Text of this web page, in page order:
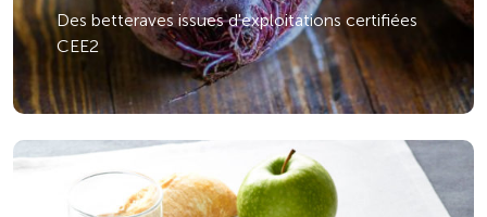
Des betteraves issues d'exploitations certifiées
CEE2